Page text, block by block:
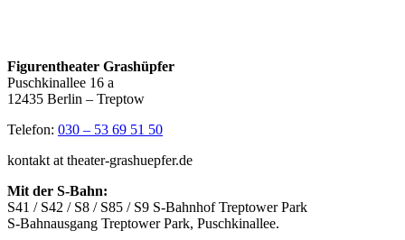
Figurentheater Grashüpfer
Puschkinallee 16 a
12435 Berlin – Treptow
Telefon: 030 – 53 69 51 50
kontakt at theater-grashuepfer.de
Mit der S-Bahn:
S41 / S42 / S8 / S85 / S9 S-Bahnhof Treptower Park
S-Bahnausgang Treptower Park, Puschkinallee.